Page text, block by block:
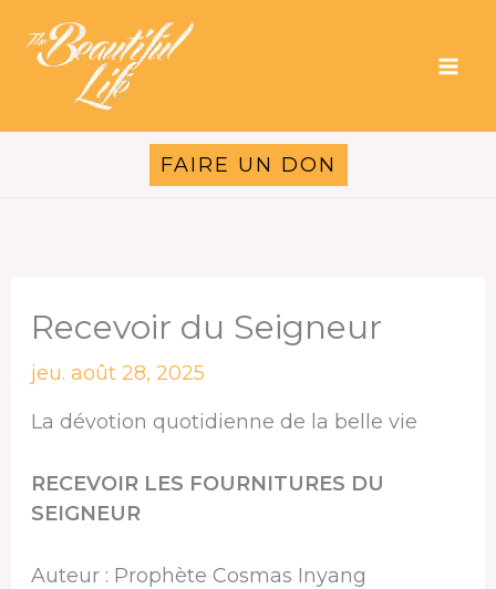
contenu
FAIRE UN DON
Recevoir du Seigneur
jeu. août 28, 2025
La dévotion quotidienne de la belle vie
RECEVOIR LES FOURNITURES DU
SEIGNEUR
Auteur : Prophète Cosmas Inyang